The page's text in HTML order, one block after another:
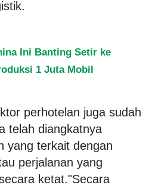
Ini Banting Setir ke
1 Juta Mobil
perhotelan juga sudah
telah diangkatnya
yang terkait dengan
perjalanan yang
ketat."Secara